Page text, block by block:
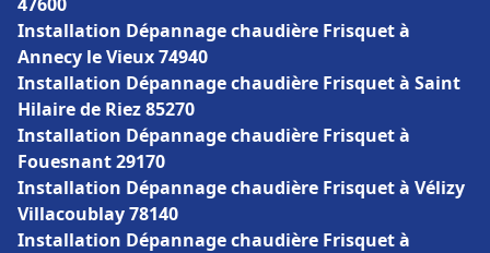
Installation Dépannage chaudière Frisquet à
Annecy le Vieux 74940
Installation Dépannage chaudière Frisquet à Saint
Hilaire de Riez 85270
Installation Dépannage chaudière Frisquet à
Fouesnant 29170
Installation Dépannage chaudière Frisquet à Vélizy
Villacoublay 78140
Installation Dépannage chaudière Frisquet à